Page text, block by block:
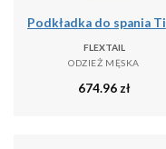
FLEXTAIL
ODZIEŻ MĘSKA
674.96 zł